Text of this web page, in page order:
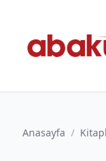
Anasayfa /